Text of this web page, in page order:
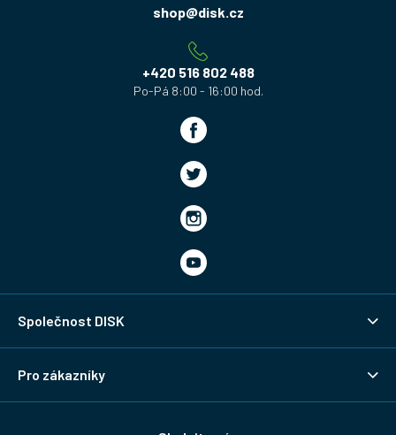
shop@disk.cz
+420 516 802 488
Společnost DISK
Pro zákazníky